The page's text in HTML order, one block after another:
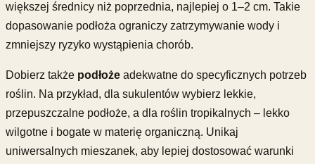
większej średnicy niż poprzednia, najlepiej o 1–2 cm. Takie
dopasowanie podłoża ograniczy zatrzymywanie wody i
zmniejszy ryzyko wystąpienia chorób.
Dobierz także podłoże adekwatne do specyficznych potrzeb
roślin. Na przykład, dla sukulentów wybierz lekkie,
przepuszczalne podłoże, a dla roślin tropikalnych – lekko
wilgotne i bogate w materię organiczną. Unikaj
uniwersalnych mieszanek, aby lepiej dostosować warunki